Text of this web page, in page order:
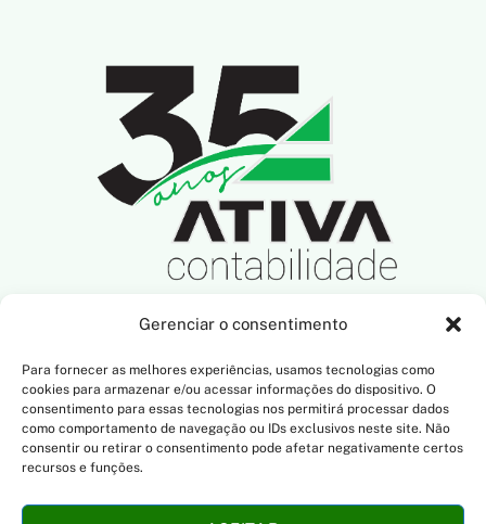
Gerenciar o consentimento
Para fornecer as melhores experiências, usamos tecnologias como
cookies para armazenar e/ou acessar informações do dispositivo. O
consentimento para essas tecnologias nos permitirá processar dados
como comportamento de navegação ou IDs exclusivos neste site. Não
consentir ou retirar o consentimento pode afetar negativamente certos
recursos e funções.
NOSSO ENDEREÇO
R. Dona Francisca, 801